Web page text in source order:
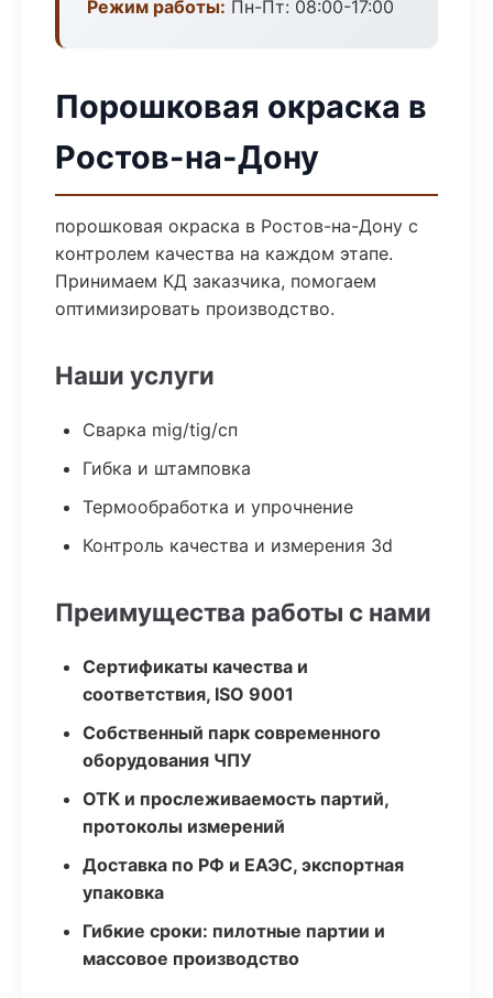
Режим работы: Пн-Пт: 08:00-17:00
Порошковая окраска в
Ростов-на-Дону
порошковая окраска в Ростов-на-Дону с
контролем качества на каждом этапе.
Принимаем КД заказчика, помогаем
оптимизировать производство.
Наши услуги
Сварка mig/tig/сп
Гибка и штамповка
Термообработка и упрочнение
Контроль качества и измерения 3d
Преимущества работы с нами
Сертификаты качества и
соответствия, ISO 9001
Собственный парк современного
оборудования ЧПУ
ОТК и прослеживаемость партий,
протоколы измерений
Доставка по РФ и ЕАЭС, экспортная
упаковка
Гибкие сроки: пилотные партии и
массовое производство